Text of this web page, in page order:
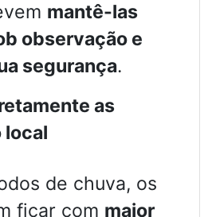
mantê-las
observação e
segurança.
as
local
de chuva, os
ficar com maior